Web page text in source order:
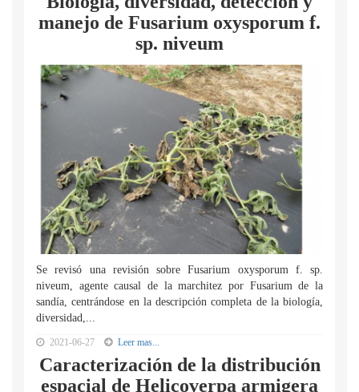
manejo de Fusarium oxysporum f.
sp. niveum
Se revisó una revisión sobre Fusarium oxysporum f. sp.
niveum, agente causal de la marchitez por Fusarium de la
sandía, centrándose en la descripción completa de la biología,
diversidad,...
2021-06-27 Leer mas...
Caracterización de la distribución
espacial de Helicoverpa armigera